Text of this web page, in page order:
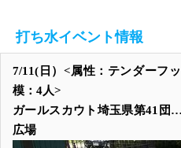
打ち水イベント情報
7/11(日）<属性：テンダーフ
模：4人>
ガールスカウト埼玉県第41団
広場